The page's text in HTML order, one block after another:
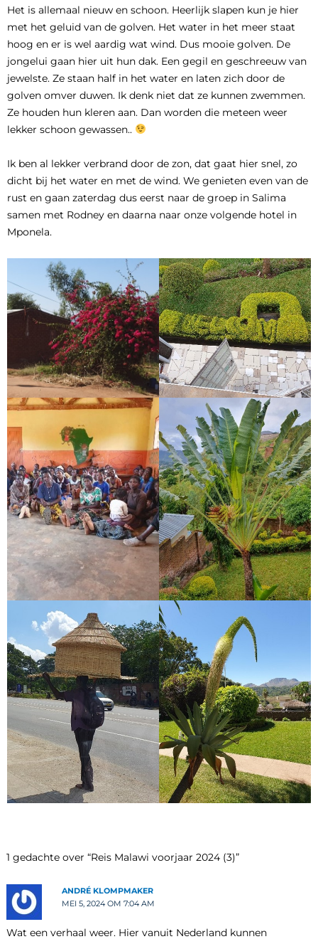
Het is allemaal nieuw en schoon. Heerlijk slapen kun je hier
met het geluid van de golven. Het water in het meer staat
hoog en er is wel aardig wat wind. Dus mooie golven. De
jongelui gaan hier uit hun dak. Een gegil en geschreeuw van
jewelste. Ze staan half in het water en laten zich door de
golven omver duwen. Ik denk niet dat ze kunnen zwemmen.
Ze houden hun kleren aan. Dan worden die meteen weer
lekker schoon gewassen..
Ik ben al lekker verbrand door de zon, dat gaat hier snel, zo
dicht bij het water en met de wind. We genieten even van de
rust en gaan zaterdag dus eerst naar de groep in Salima
samen met Rodney en daarna naar onze volgende hotel in
Mponela.
1 gedachte over “Reis Malawi voorjaar 2024 (3)”
ANDRÉ KLOMPMAKER
MEI 5, 2024 OM 7:04 AM
Wat een verhaal weer. Hier vanuit Nederland kunnen